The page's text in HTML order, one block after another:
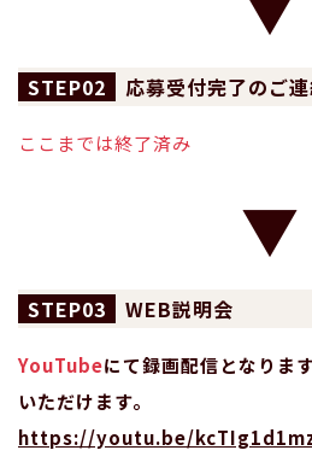
02 応募受付完了のご
ここまでは終了済み
03 WEB説明会
YouTubeにて録画配信となりま
いただけます。
https://youtu.be/